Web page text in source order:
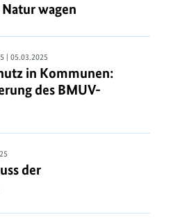
wagen
| 05.03.2025
in Kommunen:
des BMUV-
der